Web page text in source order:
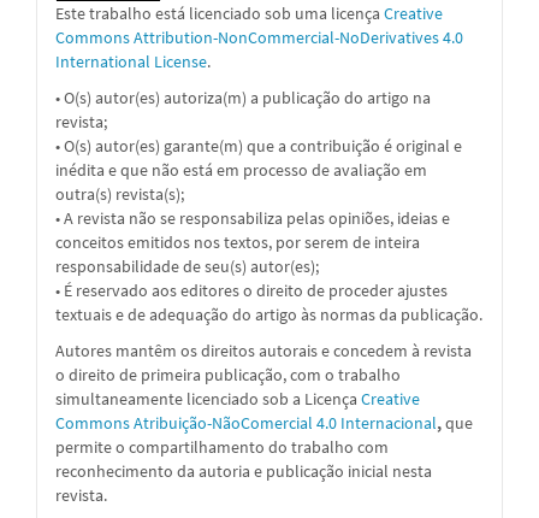
Este trabalho está licenciado sob uma licença Creative
Commons Attribution-NonCommercial-NoDerivatives 4.0
International License.
• O(s) autor(es) autoriza(m) a publicação do artigo na
revista;
• O(s) autor(es) garante(m) que a contribuição é original e
inédita e que não está em processo de avaliação em
outra(s) revista(s);
• A revista não se responsabiliza pelas opiniões, ideias e
conceitos emitidos nos textos, por serem de inteira
responsabilidade de seu(s) autor(es);
• É reservado aos editores o direito de proceder ajustes
textuais e de adequação do artigo às normas da publicação.
Autores mantêm os direitos autorais e concedem à revista
o direito de primeira publicação, com o trabalho
simultaneamente licenciado sob a Licença Creative
Commons Atribuição-NãoComercial 4.0 Internacional,que
permite o compartilhamento do trabalho com
reconhecimento da autoria e publicação inicial nesta
revista.